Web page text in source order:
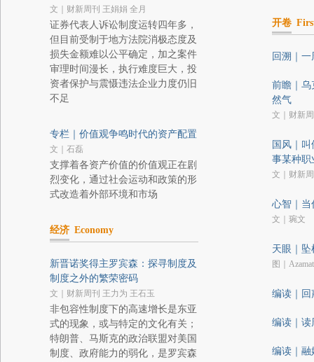
文｜财新周刊 王娟娟 全月
证券代表人诉讼制度运转四年多，
但目前受制于地方法院消极态度及
损失金额难以公平确定，加之案件
审理时间漫长，执行难度巨大，投
资者保护与震慑违法企业力度仍旧
不足
专栏｜价值观争鸣时代的资产配置
文｜石磊
支撑着各资产价值的价值观正在剧
烈变化，通过社会运动和政策的形
式改造着外部环境和市场
经济 Economy
新晋诺奖得主罗宾森：探寻制度及
制度之外的繁荣密码
文｜财新周刊 王力为 王石玉
非包容性制度下的高速增长是东亚
式的现象，或与特定的文化有关；
特朗普、马斯克的政治联盟对美国
制度、政府能力的弱化，是罗宾森
开卷
回溯｜一
前瞻｜乌
然气
文｜财新
国风｜
事某种职
文｜财新
心智｜当
文｜琬文
天眼｜坠
图｜
编读｜回
编读｜读
编读｜融